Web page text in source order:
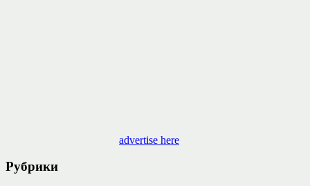
advertise here
Рубрики